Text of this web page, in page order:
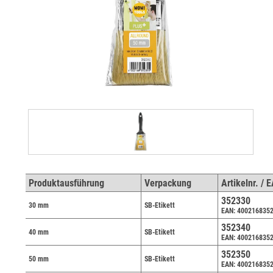
Produktausführung Verpackung Artikelnr. /
30 mm SB-Etikett 352330
EAN:
40 mm SB-Etikett 352340
EAN:
50 mm SB-Etikett 352350
EAN: